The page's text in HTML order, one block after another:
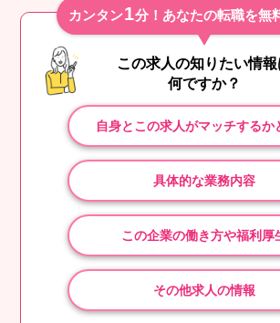
カンタン1分！あなたの転職を無
この求人の知りたい情報
何ですか？
自身とこの求人がマッチするか
具体的な業務内容
この企業の働き方や福利厚
その他求人の情報